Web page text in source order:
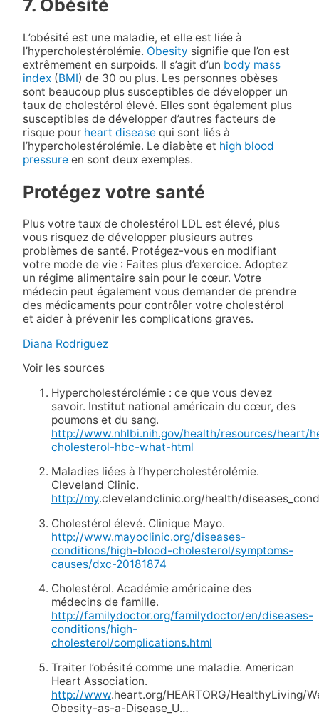
7. Obésité
L’obésité est une maladie, et elle est liée à
l’hypercholestérolémie. Obesity signifie que l’on est
extrêmement en surpoids. Il s’agit d’un body mass
index(BMI) de 30 ou plus. Les personnes obèses
sont beaucoup plus susceptibles de développer un
taux de cholestérol élevé. Elles sont également plus
susceptibles de développer d’autres facteurs de
risque pour heart diseasequi sont liés à
l’hypercholestérolémie. Le diabète et high blood
pressureen sont deux exemples.
Protégez votre santé
Plus votre taux de cholestérol LDL est élevé, plus
vous risquez de développer plusieurs autres
problèmes de santé. Protégez-vous en modifiant
votre mode de vie : Faites plus d’exercice. Adoptez
un régime alimentaire sain pour le cœur. Votre
médecin peut également vous demander de prendre
des médicaments pour contrôler votre cholestérol
et aider à prévenir les complications graves.
Diana Rodriguez
Voir les sources
Hypercholestérolémie : ce que vous devez
savoir. Institut national américain du cœur, des
poumons et du sang.
http://www.nhlbi.nih.gov/health/resources/heart/
cholesterol-hbc-what-html
Maladies liées à l’hypercholestérolémie.
Cleveland Clinic.
http://my.clevelandclinic.org/health/
Cholestérol élevé. Clinique Mayo.
http://www.mayoclinic.org/diseases-
conditions/high-blood-cholesterol/symptoms-
causes/dxc-20181874
Cholestérol. Académie américaine des
médecins de famille.
http://familydoctor.org/familydoctor/en/diseases-
conditions/high-
cholesterol/complications.html
Traiter l’obésité comme une maladie. American
Heart Association.
http://www.heart.org/HEARTORG/HealthyLiving/
Obesity-as-a-Disease_U…